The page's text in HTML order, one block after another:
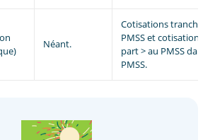
Néant.
Cotisations tranche 1
PMSS et cotisations
part > au PMSS dans
PMSS.